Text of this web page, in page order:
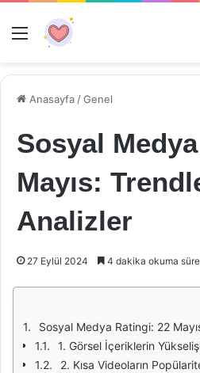
Menü
Anasayfa /Genel
Sosyal
Mayıs:
Analizler
27 Eylül 2024 4 dakika okuma
Sosyal Medya Ratingi: 22
1. Görsel İçeriklerin
2. Kısa Videoların